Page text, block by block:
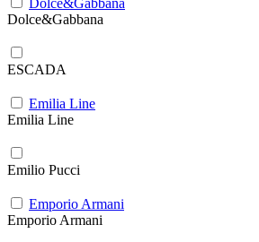
Dolce&Gabbana
ESCADA
Emilia Line
Emilia Line
Emilio Pucci
Emporio Armani
Emporio Armani